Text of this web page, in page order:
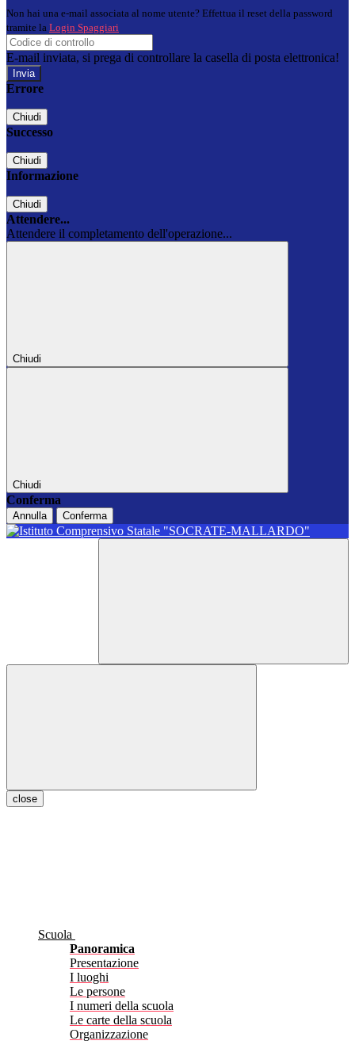
Non hai una e-mail associata al nome utente? Effettua il reset della password
tramite la Login Spaggiari
E-mail inviata, si prega di controllare la casella di posta elettronica!
Errore
Chiudi
Successo
Chiudi
Informazione
Chiudi
Attendere...
Attendere il completamento dell'operazione...
Chiudi
Chiudi
Conferma
Annulla Conferma
close
Scuola
Panoramica
Presentazione
I luoghi
Le persone
I numeri della scuola
Le carte della scuola
Organizzazione